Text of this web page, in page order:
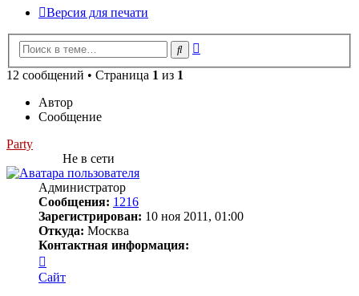
Версия для печати
Поиск
12 сообщений • Страница 1 из 1
Автор
Сообщение
Party
Не в сети
Администратор
Сообщения: 1216
Зарегистрирован: 10 ноя 2011, 01:00
Откуда: Москва
Контактная информация:
информация
пользователя
Сайт